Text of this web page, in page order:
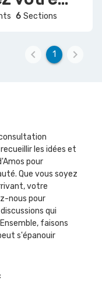
6 Sections
keyboard_arrow_left 1 keyboard_arrow_right
les idées et
pour
Que vous soyez
votre
nous pour
qui
faisons
s'épanouir